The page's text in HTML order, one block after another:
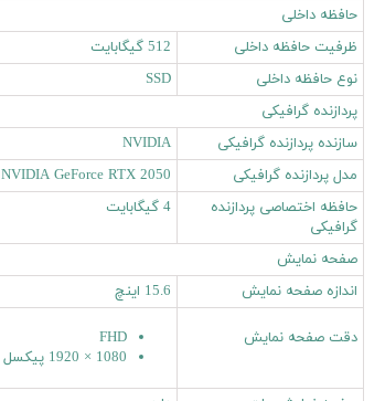
حافظه داخلی
ظرفیت حافظه داخلی
512 گیگابایت
نوع حافظه داخلی
SSD
پردازنده گرافیکی
سازنده پردازنده گرافیکی
NVIDIA
مدل پردازنده گرافیکی
NVIDIA GeForce RTX 2050
حافظه اختصاصی پردازنده
گرافیکی
4 گیگابایت
صفحه نمایش
اندازه صفحه نمایش
15.6 اینچ
دقت صفحه نمایش
FHD
1080 × 1920 پیکسل